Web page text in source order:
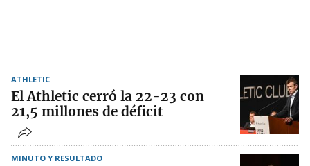
ATHLETIC
El Athletic cerró la 22-23 con
21,5 millones de déficit
MINUTO Y RESULTADO